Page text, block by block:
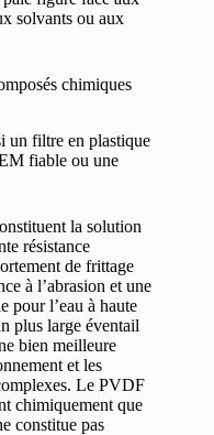
solvants ou aux
chimiques
un filtre en plastique
fiable ou une
la solution
résistance
de frittage
à l’abrasion et une
pour l’eau à haute
plus large éventail
bien meilleure
et les
Le PVDF
chimiquement que
constitue pas